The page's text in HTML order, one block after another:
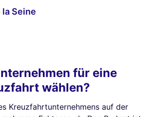
Seine
für eine
wählen?
Kreuzfahrtunternehmens auf der